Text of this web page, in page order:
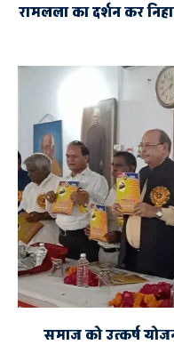
रामलला का दर्शन कर
समाज को उत्कर्ष